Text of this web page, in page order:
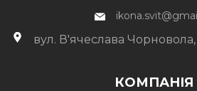
КОМПАНІЯ
вул. В'ячеслава